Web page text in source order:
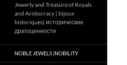
Jewerly and Treasure of Royals
and Aristocracy | bijoux
historiques| исторические
драгоценности
NOBLE JEWELS |NOBILITY